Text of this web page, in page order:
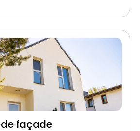
façade